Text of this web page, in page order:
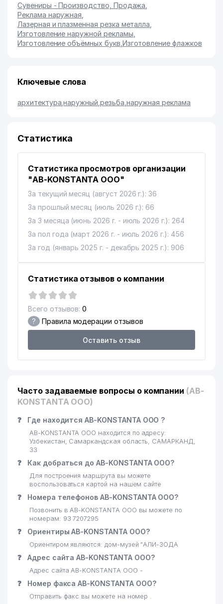
Сувениры - Производство, Продажа
Реклама наружная
Лазерная и плазменная резка металла
Изготовление наружной рекламы
Изготовление объёмных букв Изготовление флажков
Ключевые слова
архитектура ,наружный резьба наружная реклама
Статистика
Статистика просмотров организации
"AB-KONSTANTA ООО"
За текущий месяц (август 2026 г.): 36
За прошлый месяц (июль 2026 г.): 66
За 3 месяца (июнь 2026 г. - июль 2026 г.): 264
За пол года (март 2026 г. - июль 2026 г.): 456
За год (январь 2025 г. - декабрь 2025 г.): 906
Статистика отзывов о компании
Всего отзывов: 0
? Правила модерации отзывов
Оставить отзыв
Часто задаваемые вопросы о компании (AB-
KONSTANTA ООО)
❓ Где находится AB-KONSTANTA ООО ?
AB-KONSTANTA ООО находится по адресу:
Узбекистан, Самаркандская область, САМАРКАНД,
33
❓ Как добраться до AB-KONSTANTA ООО?
Для построения маршрута вы можете
воспользоваться картой на нашем сайте
❓ Номера телефонов AB-KONSTANTA ООО?
Позвонить в AB-KONSTANTA ООО вы можете по
номерам: 93 7207295
❓ Ориентиры AB-KONSTANTA ООО?
Ориентиром являются: дом-музей "АЛИ-ЗОДА
❓ Адрес сайта AB-KONSTANTA ООО?
Адрес сайта AB-KONSTANTA ООО -
❓ Номер факса AB-KONSTANTA ООО?
Отправить факс вы можете на номер .